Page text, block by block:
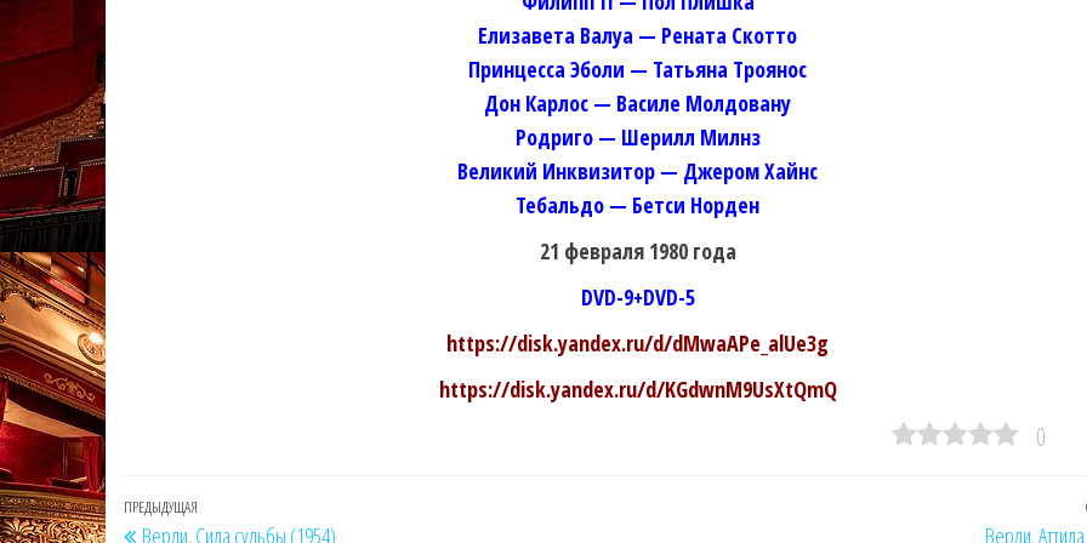
Елизавета Валуа — Рената Скотто
Принцесса Эболи — Татьяна Троянос
Дон Карлос — Василе Молдовану
Родриго — Шерилл Милнз
Великий Инквизитор — Джером Хайнс
Тебальдо — Бетси Норден
21 февраля 1980 года
DVD-9+DVD-5
https://disk.yandex.ru/d/dMwaAPe_alUe3g
https://disk.yandex.ru/d/KGdwnM9UsXtQmQ
0
Навигация
Предыдущая
ПРЕДЫДУЩАЯ
Верди. Сила судьбы (1954) Верди.